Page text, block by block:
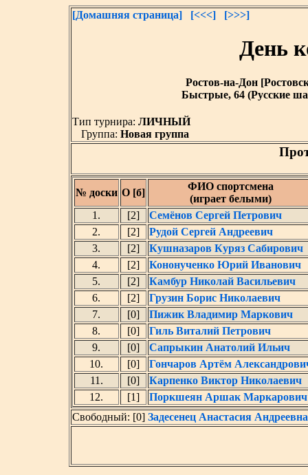
[Домашняя страница] [<<<] [>>>]
День
Ростов-на-Дон
Быстрые, 64 (Русские
Тип турнира: ЛИЧНЫЙ
Группа: Новая группа
№ доски О [б]
ФИО спортсмена
(играет белыми)
1.
[2]
Семёнов Сергей Петрович
2.
[2]
Рудой Сергей Андреевич
3.
[2]
Кушназаров Куряз Сабирович
4.
[2]
Кононученко Юрий Иванович
5.
[2]
Камбур Николай Васильевич
6.
[2]
Грузин Борис Николаевич
7.
[0]
Пижик Владимир Маркович
8.
[0]
Гиль Виталий Петрович
9.
[0]
Сапрыкин Анатолий Ильич
10.
[0]
Гончаров Артём
11.
[0]
Карпенко Виктор Николаевич
12.
[1]
Поркшеян Аршак Маркарович
Свободный: [0] Задесенец Анастасия Андреевна